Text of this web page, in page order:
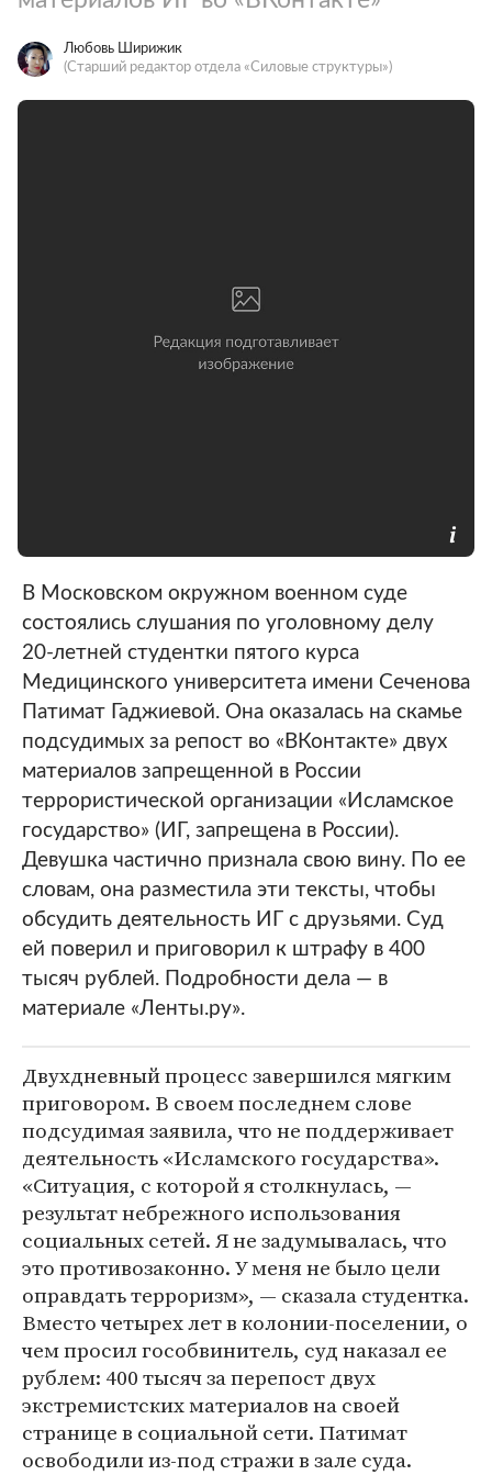
Любовь Ширижик
(Старший редактор отдела «Силовые структуры»)
В Московском окружном военном суде
состоялись слушания по уголовному делу
20-летней студентки пятого курса
Медицинского университета имени Сеченова
Патимат Гаджиевой. Она оказалась на скамье
подсудимых за репост во «ВКонтакте» двух
материалов запрещенной в России
террористической организации «Исламское
государство» (ИГ, запрещена в России).
Девушка частично признала свою вину. По ее
словам, она разместила эти тексты, чтобы
обсудить деятельность ИГ с друзьями. Суд
ей поверил и приговорил к штрафу в 400
тысяч рублей. Подробности дела — в
материале «Ленты.ру».
Двухдневный процесс завершился мягким
приговором. В своем последнем слове
подсудимая заявила, что не поддерживает
деятельность «Исламского государства».
«Ситуация, с которой я столкнулась, —
результат небрежного использования
социальных сетей. Я не задумывалась, что
это противозаконно. У меня не было цели
оправдать терроризм», — сказала студентка.
Вместо четырех лет в колонии-поселении, о
чем просил гособвинитель, суд наказал ее
рублем: 400 тысяч за перепост двух
экстремистских материалов на своей
странице в социальной сети. Патимат
освободили из-под стражи в зале суда.